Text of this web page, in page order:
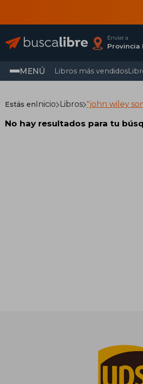
Enviar a
MENÚ Libros más vendidos
Estás enInicio Libros "john wiley
No hay resultados para tu